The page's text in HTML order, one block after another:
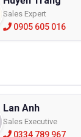
Sales Expert
0905 605 016
Lan Anh
Sales Executive
0334 789 967